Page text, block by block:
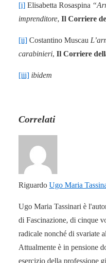
[i] Elisabetta Rosaspina
imprenditore, Il Corriere
[ii] Costantino Muscau
carabinieri, Il Corriere
[iii] ibidem
Correlati
Riguardo Ugo Maria
Ugo Maria Tassinari è
di Fascinazione, di cinque
radicale nonché di svariate
Attualmente è in pensione
esercizio della professione